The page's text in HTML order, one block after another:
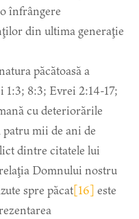
înfrângere
din ultima generaţie
păcătoasă a
8:3; Evrei 2:14-17;
cu deteriorările
mii de ani de
dintre citatele lui
Domnului nostru
spre păcat[16] este